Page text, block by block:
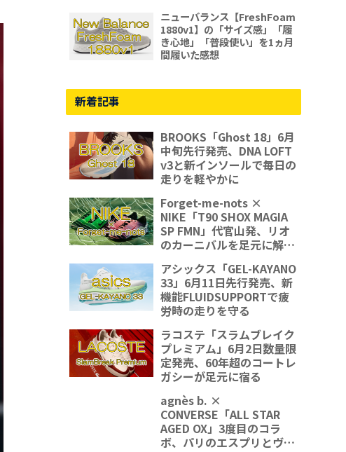
ニューバランス【FreshFoam
1880v1】の「サイズ感」「履
き心地」「普段使い」を1ヵ月
間履いた感想
新着記事
BROOKS「Ghost 18」6月
中旬先行発売、DNA LOFT
v3と新インソールで毎日の
走りを軽やかに
Forget-me-nots ×
NIKE「T90 SHOX MAGIA
SP FMN」代官山発、リオ
のカーニバルを足元に解放
アシックス「GEL-KAYANO
33」6月11日先行発売、新
機能FLUIDSUPPORTで疲
労時の走りを守る
ラコステ「スラムブレイク
プレミアム」6月2日数量限
定発売、60年超のコートレ
ガシーが足元に宿る
agnès b. ×
CONVERSE「ALL STAR
AGED OX」3度目のコラ
ボ、パリのエスプリとヴィ